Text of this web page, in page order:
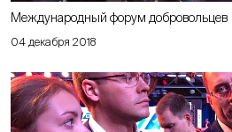
04 декабря 2018
Международный форум добровольцев